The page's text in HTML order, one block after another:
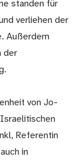
standen für
verliehen der
Außerdem
der
von Jo-
Referentin
in